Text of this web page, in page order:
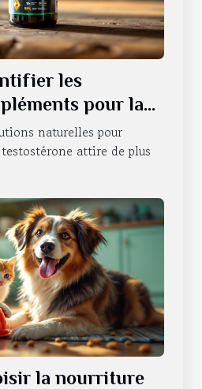
les
pour la
naturelles pour
attire de plus
la nourriture